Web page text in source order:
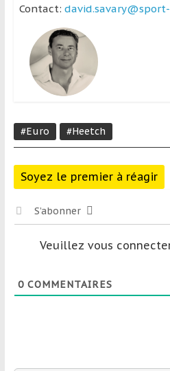
Contact:
#Euro #Heetch
Soyez le premier à réagir
S’abonner
Veuillez vous
0COMMENTAIRES